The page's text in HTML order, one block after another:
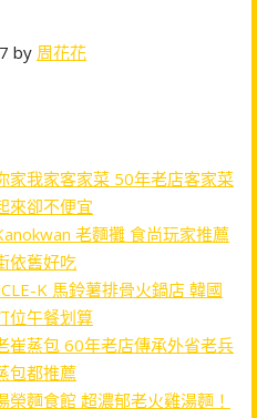
by 周花花
家我家客家菜 50年老店客家菜
來卻不便宜
老麵攤 食尚玩家推薦
依舊好吃
K 馬鈴薯排骨火鍋店 韓國
位午餐划算
崔蒸包 60年老店傳承外省老兵
包都推薦
榮麵食館 超濃郁老火雞湯麵！